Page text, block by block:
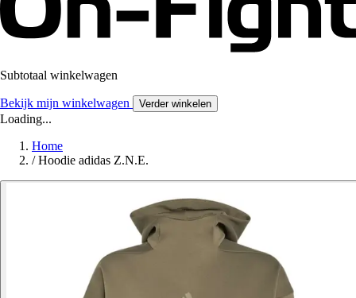
Subtotaal winkelwagen
Bekijk mijn winkelwagen Verder winkelen
Loading...
Home
/ Hoodie adidas Z.N.E.